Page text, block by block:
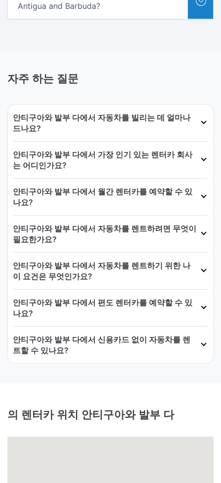
Antigua and Barbuda?
자주 하는 질문
안티구아와 발부 다에서 자동차를 빌리는 데 얼마나
드나요?
안티구아와 발부 다에서 가장 인기 있는 렌터카 회사
는 어디인가요?
안티구아와 발부 다에서 월간 렌터카를 예약할 수 있
나요?
안티구아와 발부 다에서 자동차를 렌트하려면 무엇이
필요한가요?
안티구아와 발부 다에서 자동차를 렌트하기 위한 나
이 요건은 무엇인가요?
안티구아와 발부 다에서 편도 렌터카를 예약할 수 있
나요?
안티구아와 발부 다에서 신용카드 없이 자동차를 렌
트할 수 있나요?
의 렌터카 위치 안티구아와 발부 다